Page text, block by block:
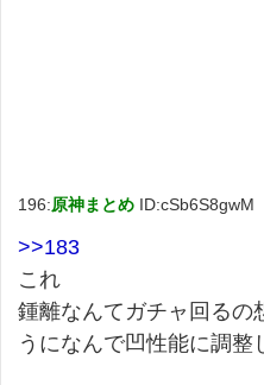
196:原神まとめ ID:cSb6S8gwM
>>183
これ
鍾離なんてガチャ回るの
うになんで凹性能に調整